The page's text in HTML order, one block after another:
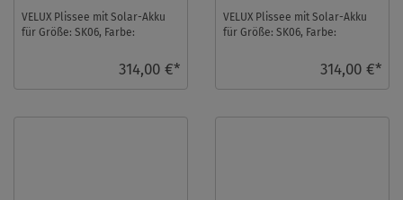
VELUX Plissee mit Solar-Akku
für Größe: SK06, Farbe:
transparent, io-hom ...314,00 €*
VELUX Plissee mit Solar-Akku
für Größe: SK06, Farbe:
314,00 €*